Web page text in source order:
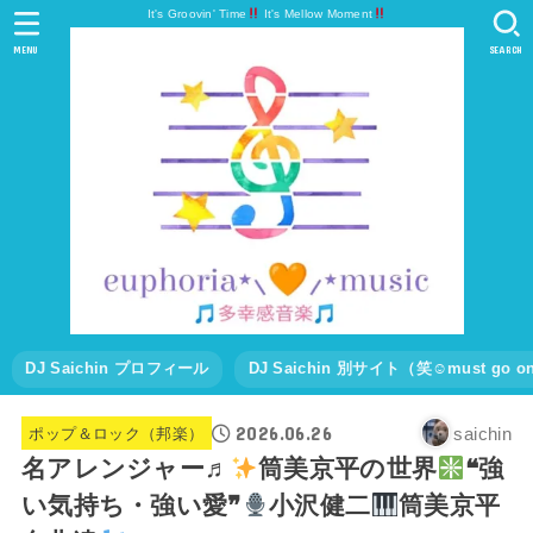
It's Groovin' Time It's Mellow Moment
DJ Saichin プロフィール DJ Saichin 別サイト（笑☺must go
SEARCH
MENU
ポップ＆ロック（邦楽） 2026.06.26 saichin
名アレンジャー♬ 筒美京平の世界
❝強
い気持ち・強い愛❞
小沢健二
筒美京平